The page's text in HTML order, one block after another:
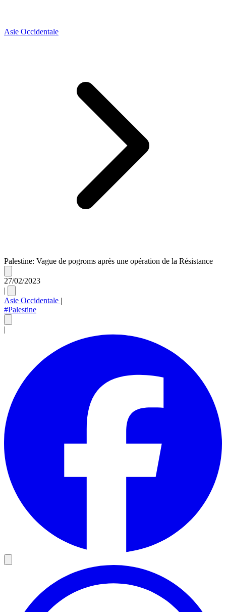
Asie Occidentale
Palestine: Vague de pogroms après une opération de la Résistance
27/02/2023
|
Asie Occidentale |
#Palestine
|